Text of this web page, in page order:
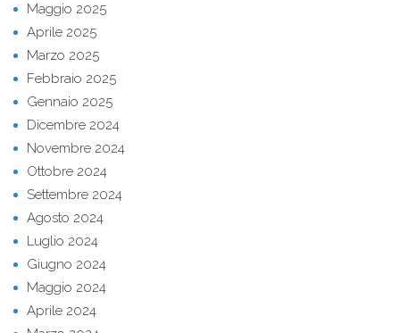
Maggio 2025
Aprile 2025
Marzo 2025
Febbraio 2025
Gennaio 2025
Dicembre 2024
Novembre 2024
Ottobre 2024
Settembre 2024
Agosto 2024
Luglio 2024
Giugno 2024
Maggio 2024
Aprile 2024